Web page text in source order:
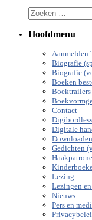
Zoeken
naar:
Hoofdmenu
Aanmelden
Biografie
Biografie
Boeken
Boektrailers
Contact
Digitale
Gedichten
Lezing
Lezingen
Nieuws
Pers en